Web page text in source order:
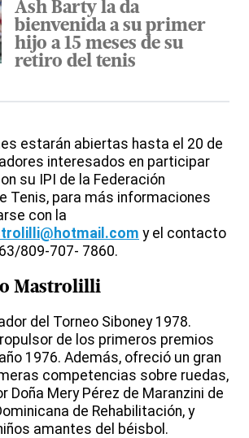
Ash Barty la da
bienvenida a su primer
hijo a 15 meses de su
retiro del tenis
estarán abiertas hasta el 20 de
interesados en participar
su IPI de la Federación
Tenis, para más informaciones
con la
y el contacto
809-707- 7860.
Mastrolilli
del Torneo Siboney 1978.
de los primeros premios
1976. Además, ofreció un gran
competencias sobre ruedas,
Doña Mery Pérez de Maranzini de
de Rehabilitación, y
amantes del béisbol.